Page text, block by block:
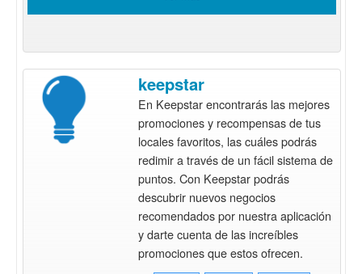
keepstar
En Keepstar encontrarás las mejores
promociones y recompensas de tus
locales favoritos, las cuáles podrás
redimir a través de un fácil sistema de
puntos. Con Keepstar podrás
descubrir nuevos negocios
recomendados por nuestra aplicación
y darte cuenta de las increíbles
promociones que estos ofrecen.